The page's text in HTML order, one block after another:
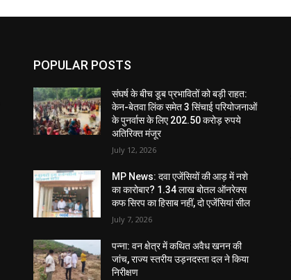
POPULAR POSTS
संघर्ष के बीच डूब प्रभावितों को बड़ी राहत:
केन-बेतवा लिंक समेत 3 सिंचाई परियोजनाओं
के पुनर्वास के लिए 202.50 करोड़ रुपये
अतिरिक्त मंजूर
July 12, 2026
MP News: दवा एजेंसियों की आड़ में नशे
का कारोबार? 1.34 लाख बोतल ऑनरेक्स
कफ सिरप का हिसाब नहीं, दो एजेंसियां सील
July 7, 2026
पन्ना: वन क्षेत्र में कथित अवैध खनन की
जांच, राज्य स्तरीय उड़नदस्ता दल ने किया
निरीक्षण